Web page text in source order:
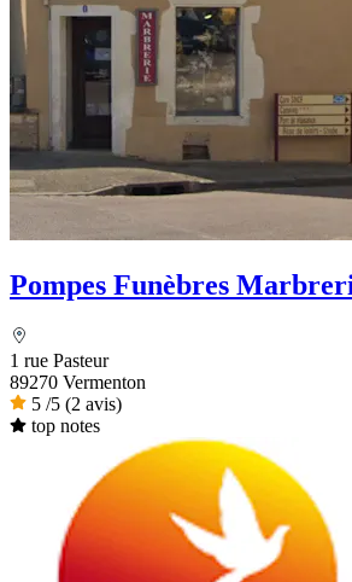
Pompes Funèbres
1 rue Pasteur
89270 Vermenton
5 /5 (2 avis)
top notes